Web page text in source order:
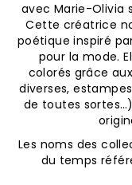
avec Marie-Olivia
Cette créatrice
poétique inspiré
pour la mode.
colorés grâce
diverses,
de toutes
Les noms des
du temps